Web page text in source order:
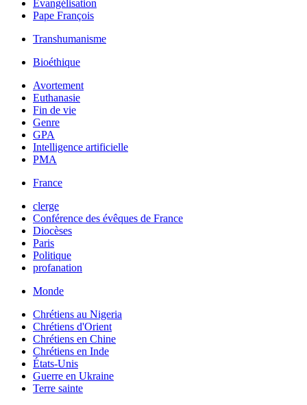
Évangélisation
Pape François
Transhumanisme
Bioéthique
Avortement
Euthanasie
Fin de vie
Genre
GPA
Intelligence artificielle
PMA
France
clerge
Conférence des évêques de France
Diocèses
Paris
Politique
profanation
Monde
Chrétiens au Nigeria
Chrétiens d'Orient
Chrétiens en Chine
Chrétiens en Inde
États-Unis
Guerre en Ukraine
Terre sainte